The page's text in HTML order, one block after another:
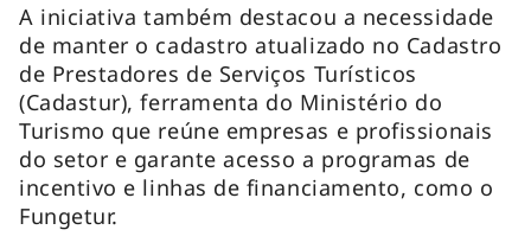
A iniciativa também destacou a necessidade
de manter o cadastro atualizado no Cadastro
de Prestadores de Serviços Turísticos
(Cadastur), ferramenta do Ministério do
Turismo que reúne empresas e profissionais
do setor e garante acesso a programas de
incentivo e linhas de financiamento, como o
Fungetur.